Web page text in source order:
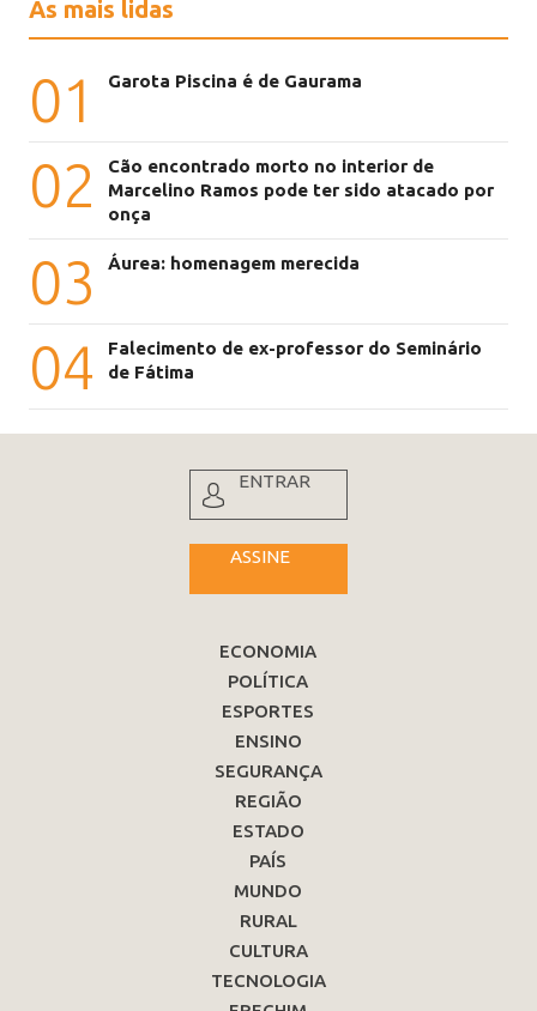
As mais lidas
01 Garota Piscina é de Gaurama
02
Cão encontrado morto no interior de
Marcelino Ramos pode ter sido atacado por
onça
03 Áurea: homenagem merecida
04
Falecimento de ex-professor do Seminário
de Fátima
ENTRAR
ASSINE
ECONOMIA
POLÍTICA
ESPORTES
ENSINO
SEGURANÇA
REGIÃO
ESTADO
PAÍS
MUNDO
RURAL
CULTURA
TECNOLOGIA